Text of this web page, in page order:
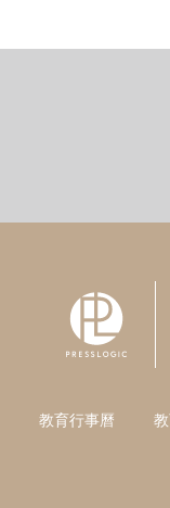
教育行事曆